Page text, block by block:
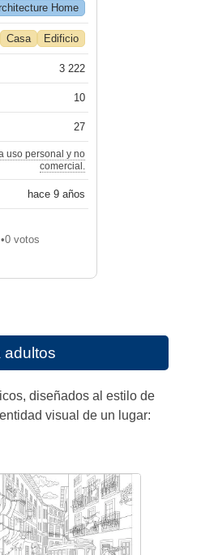
Home
Casa Edificio
3 222
10
27
uso personal y no
comercial.
hace 9 años
gusta
•0 votos
adultos
diseñados al estilo de
visual de un lugar: